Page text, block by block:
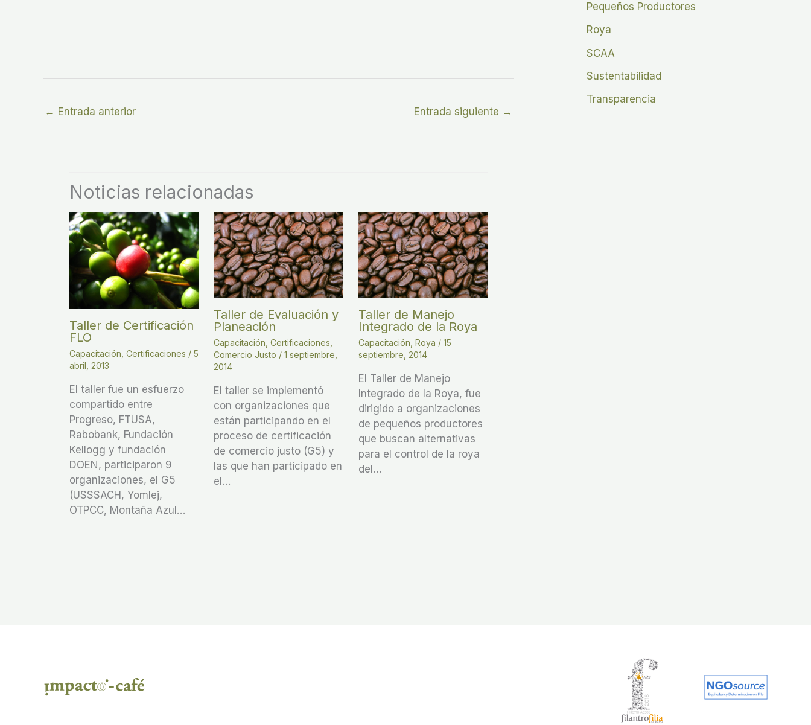
← Entrada anterior Entrada siguiente →
Noticias relacionadas
Taller de Certificación
FLO
Capacitación Certificaciones / 5
abril, 2013
El taller fue un esfuerzo
compartido entre
Progreso, FTUSA,
Rabobank, Fundación
Kellogg y fundación
DOEN, participaron 9
organizaciones, el G5
(USSSACH, Yomlej,
OTPCC, Montaña Azul…
Taller de Evaluación y
Planeación
Capacitación ,Certificaciones
Comercio Justo /1 septiembre,
2014
El taller se implementó
con organizaciones que
están participando en el
proceso de certificación
de comercio justo (G5) y
las que han participado en
el…
Taller de Manejo
Integrado de la Roya
Capacitación Roya / 15
septiembre, 2014
El Taller de Manejo
Integrado de la Roya, fue
dirigido a organizaciones
de pequeños productores
que buscan alternativas
para el control de la roya
del…
Pequeños Productores
Roya
SCAA
Sustentabilidad
Transparencia